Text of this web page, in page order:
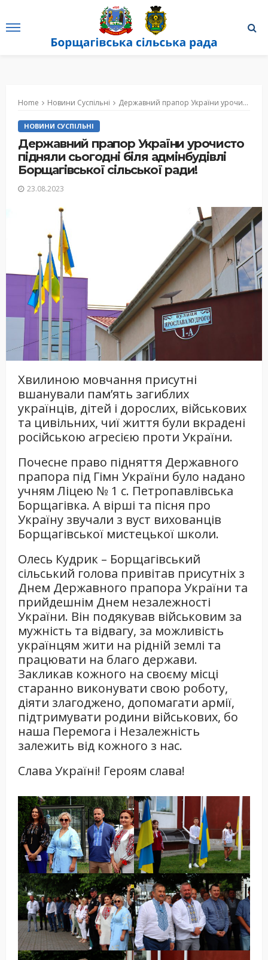
Home Новини Суспільні Державний прапор України урочисто підняли сьогодні біля адмінбудівлі Борщагівської сільської ради!
НОВИНИ СУСПІЛЬНІ
Державний прапор України урочисто
підняли сьогодні біля адмінбудівлі
Борщагівської сільської ради!
23.08.2023
Хвилиною мовчання присутні
вшанували пам’ять загиблих
українців, дітей і дорослих, військових
та цивільних, чиї життя були вкрадені
російською агресією проти України.
Почесне право підняття Державного
прапора під Гімн України було надано
учням Ліцею № 1 с. Петропавлівська
Борщагівка. А вірші та пісня про
Україну звучали з вуст вихованців
Борщагівської мистецької школи.
Олесь Кудрик – Борщагівський
сільський голова привітав присутніх з
Днем Державного прапора України та
прийдешнім Днем незалежності
України. Він подякував військовим за
мужність та відвагу, за можливість
українцям жити на рідній землі та
працювати на благо держави.
Закликав кожного на своєму місці
старанно виконувати свою роботу,
діяти злагоджено, допомагати армії,
підтримувати родини військових, бо
наша Перемога і Незалежність
залежить від кожного з нас.
Слава Україні! Героям слава!